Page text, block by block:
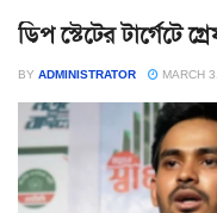
ডিপ স্টেটের টার্গেটে
BY ADMINISTRATOR MARCH